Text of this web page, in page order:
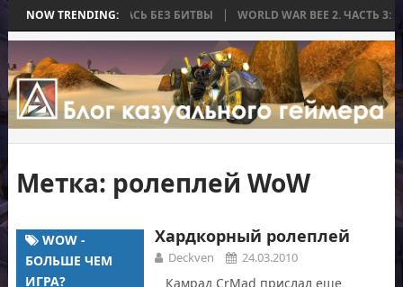
NOW TRENDING:
КОТОРАЯ ЗАКОНЧИЛАСЬ БЕЗ БИТВЫ WORLD WAR BEE 2. ЧАСТЬ
Метка: ролеплей WoW
WOW -
БОЛЬШЕ ЧЕМ
ИГРА?
Хардкорный ролеплей
Deckven 24.03.2010
Камрад CrMad прислал еще